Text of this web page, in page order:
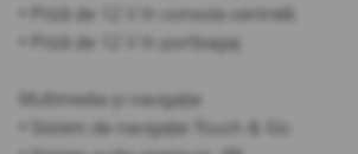
• Priză de 12 V în consola centrală
• Priză de 12 V în portbagaj
Multimedia și navigație
• Sistem de navigație Touch & Go